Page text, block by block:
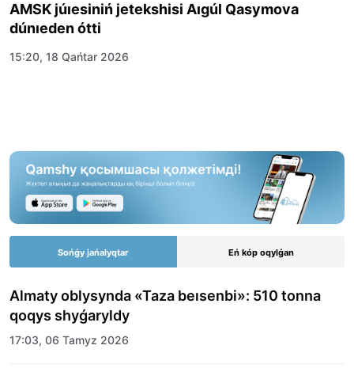
AMSK júıesiniń jetekshisi Aıgúl Qasymova
dúnıeden ótti
15:20, 18 Qańtar 2026
Sońǵy jańalyqtar Eń kóp oqylǵan
Almaty oblysynda «Taza beısenbi»: 510 tonna
qoqys shyǵaryldy
17:03, 06 Tamyz 2026